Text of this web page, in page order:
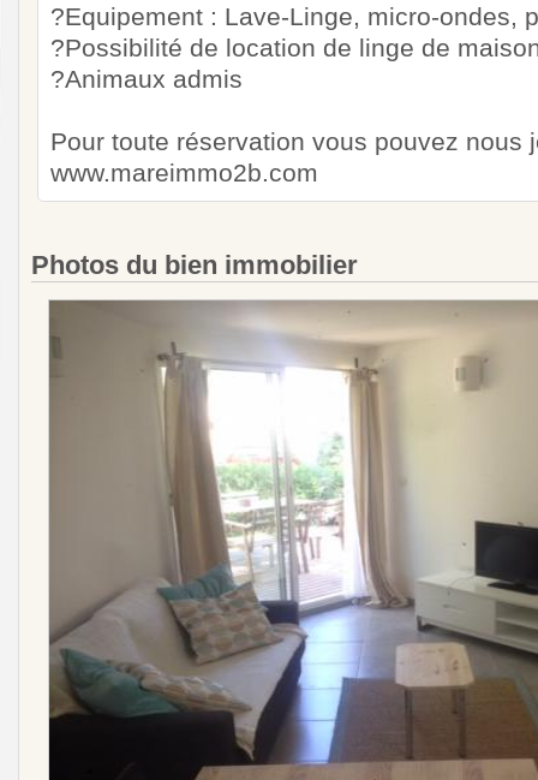
?Equipement : Lave-Linge, micro-ondes,
?Possibilité de location de linge de
?Animaux admis
Pour toute réservation vous pouvez nous
www.mareimmo2b.com
Photos du bien immobilier